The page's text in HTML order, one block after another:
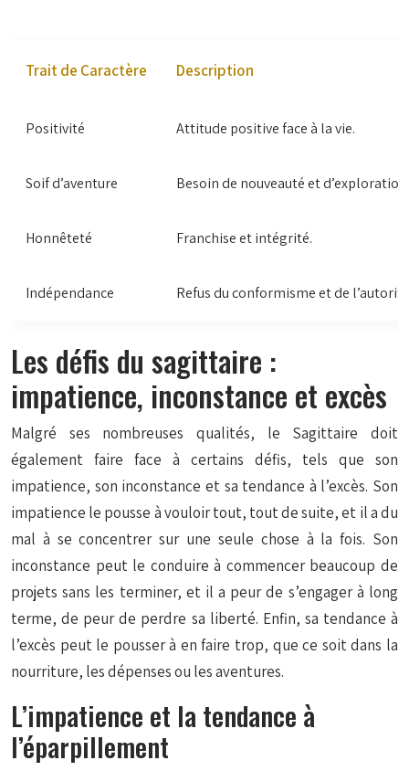
Trait de Caractère Description
Positivité Attitude positive face à la vie.
Soif d’aventure Besoin de nouveauté et d’exploration.
Honnêteté Franchise et intégrité.
Indépendance Refus du conformisme et de
Les défis du sagittaire :
impatience, inconstance et excès
Malgré ses nombreuses qualités, le Sagittaire doit
également faire face à certains défis, tels que son
impatience, son inconstance et sa tendance à l’excès. Son
impatience le pousse à vouloir tout, tout de suite, et il a du
mal à se concentrer sur une seule chose à la fois. Son
inconstance peut le conduire à commencer beaucoup de
projets sans les terminer, et il a peur de s’engager à long
terme, de peur de perdre sa liberté. Enfin, sa tendance à
l’excès peut le pousser à en faire trop, que ce soit dans la
nourriture, les dépenses ou les aventures.
L’impatience et la tendance à
l’éparpillement